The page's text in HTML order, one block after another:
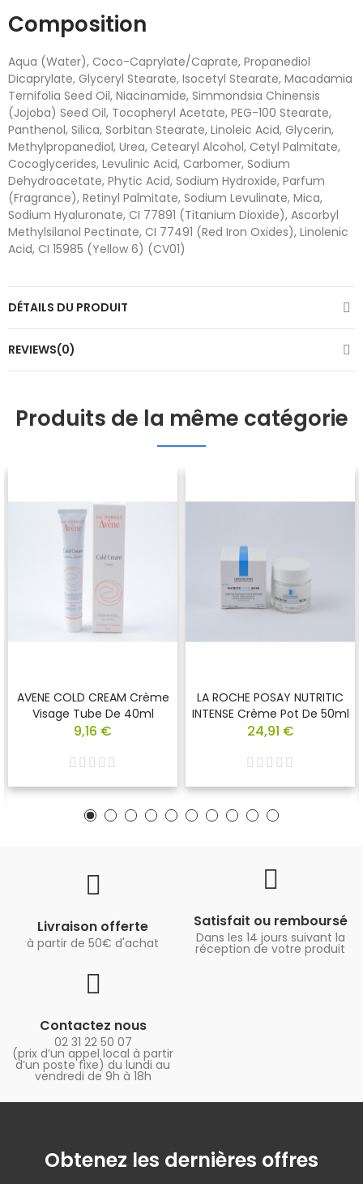
Composition
Aqua (Water), Coco-Caprylate/Caprate, Propanediol
Dicaprylate, Glyceryl Stearate, Isocetyl Stearate, Macadamia
Ternifolia Seed Oil, Niacinamide, Simmondsia Chinensis
(Jojoba) Seed Oil, Tocopheryl Acetate, PEG-100 Stearate,
Panthenol, Silica, Sorbitan Stearate, Linoleic Acid, Glycerin,
Methylpropanediol, Urea, Cetearyl Alcohol, Cetyl Palmitate,
Cocoglycerides, Levulinic Acid, Carbomer, Sodium
Dehydroacetate, Phytic Acid, Sodium Hydroxide, Parfum
(Fragrance), Retinyl Palmitate, Sodium Levulinate, Mica,
Sodium Hyaluronate, CI 77891 (Titanium Dioxide), Ascorbyl
Methylsilanol Pectinate, CI 77491 (Red Iron Oxides), Linolenic
Acid, CI 15985 (Yellow 6) (CV01)
DÉTAILS DU PRODUIT
REVIEWS(0)
Produits de la même catégorie
AVENE COLD CREAM Crème
Visage Tube De 40ml
9,16 €
LA ROCHE POSAY NUTRITIC
INTENSE Crème Pot De 50ml
24,91 €
Livraison offerte
à partir de 50€ d'achat
Satisfait ou remboursé
Dans les 14 jours suivant la
réception de votre produit
Contactez nous
02 31 22 50 07
(prix d’un appel local à partir
d’un poste fixe) du lundi au
vendredi de 9h à 18h
Obtenez les dernières offres